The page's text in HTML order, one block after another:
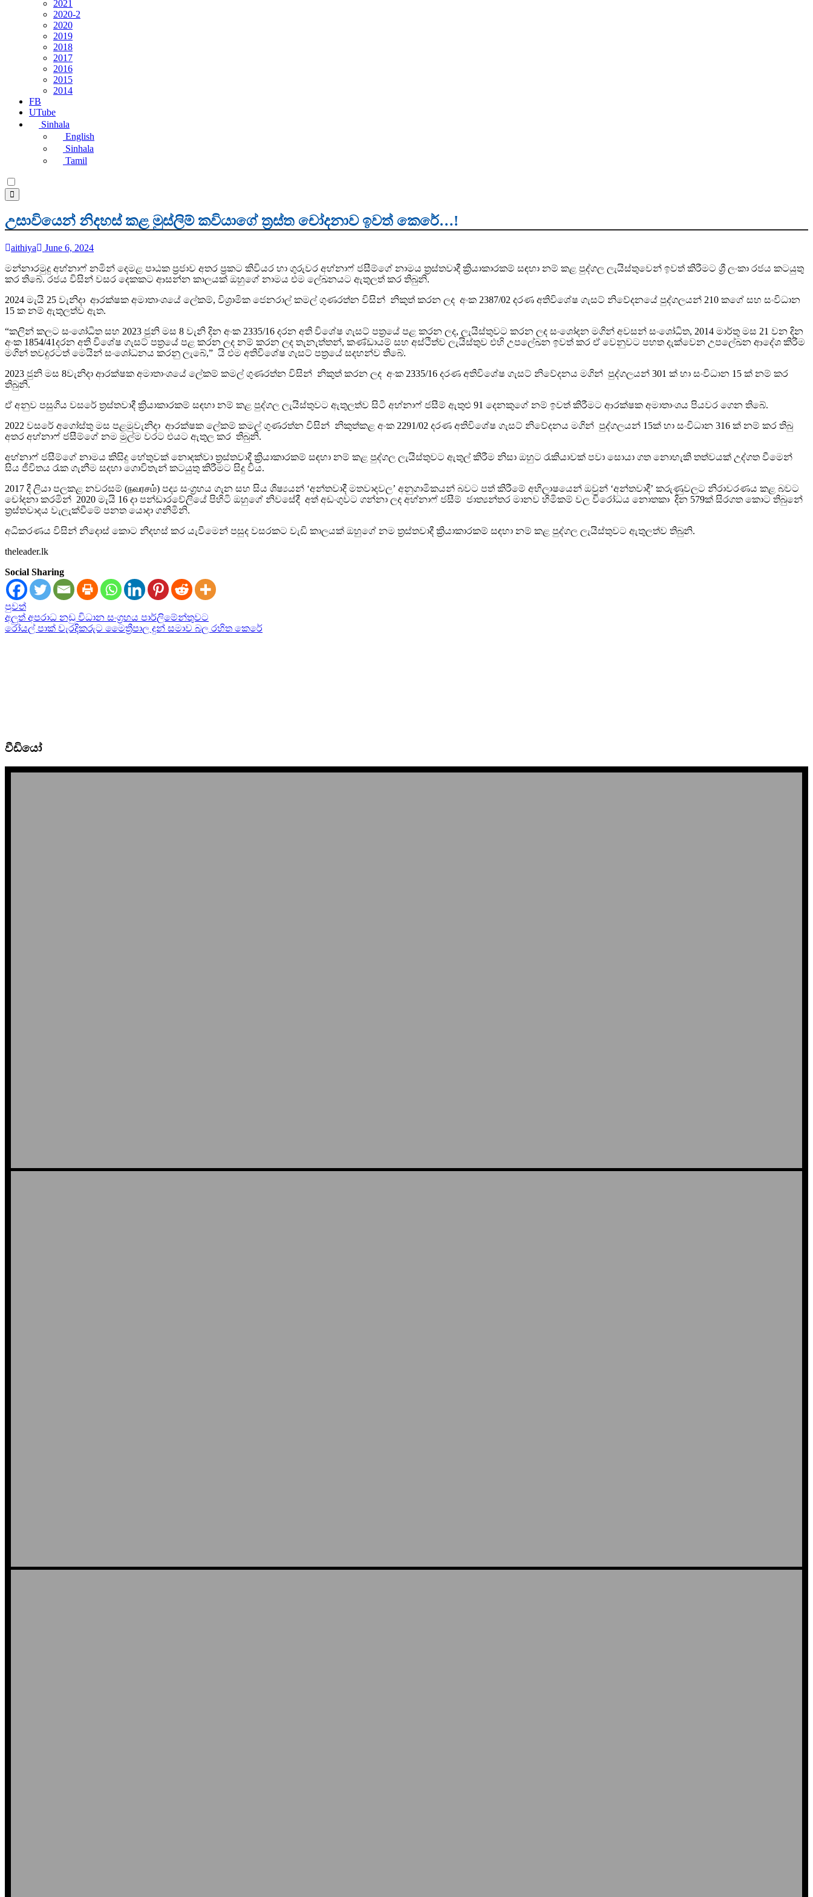
2021
2020-2
2020
2019
2018
2017
2016
2015
2014
FB
UTube
Sinhala
English
Sinhala
Tamil
උසාවියෙන් නිදහස් කළ මුස්ලිම් කවියාගේ ත්‍රස්ත චෝදනාව ඉවත් කෙරේ…!
aithiya
June 6, 2024
මන්නාරමුදු අහ්නාෆ් නමින් දෙමළ පාඨක ප්‍රජාව අතර ප්‍රකට කිවියර හා ගුරුවර අහ්නාෆ් ජසීම්ගේ නාමය ත්‍රස්තවාදී ක්‍රියාකාරකම් සඳහා නම් කළ පුද්ගල ලැයිස්තුවෙන් ඉවත් කිරීමට ශ්‍රී ලංකා රජය කටයුතු
කර තිබේ. රජය විසින් වසර දෙකකට ආසන්න කාලයක් ඔහුගේ නාමය එම ලේඛනයට ඇතුලත් කර තිබුනි.
2024 මැයි 25 වැනිදා ආරක්ෂක අමාතාංශයේ ලේකම්, විශ්‍රාමික ජෙනරාල් කමල් ගුණරත්න විසින් නිකුත් කරන ලද අංක 2387/02 දරණ අතිවිශේෂ ගැසට් නිවේදනයේ පුද්ගලයන් 210 කගේ සහ සංවිධාන
15 ක නම් ඇතුලත්ව ඇත.
“කලින් කලට සංශෝධිත සහ 2023 ජුනි මස 8 වැනි දින අංක 2335/16 දරන අති විශේෂ ගැසට් පත්‍රයේ පළ කරන ලද, ලැයිස්තුවට කරන ලද සංශෝදන මගින් අවසන් සංශෝධිත, 2014 මාර්තු මස 21 වන දින
අංක 1854/41දරන අති විශේෂ ගැසට් පත්‍රයේ පළ කරන ලද නම් කරන ලද තැනැත්තන්, කණ්ඩායම් සහ අස්ථිත්ව ලැයිස්තුව එහි උපලේඛන ඉවත් කර ඒ වෙනුවට පහත දැක්වෙන උපලේඛන ආදේශ කිරීම
මගින් තවදුරටත් මෙයින් සංශෝධනය කරනු ලැබේ,” යි එම අතිවිශේෂ ගැසට් පත්‍රයේ සදහන්ව තිබේ.
2023 ජුනි මස 8වැනිදා ආරක්ෂක අමාතාංශයේ ලේකම් කමල් ගුණරත්න විසින් නිකුත් කරන ලද අංක 2335/16 දරණ අතිවිශේෂ ගැසට් නිවේදනය මගින් පුද්ගලයන් 301 ක් හා සංවිධාන 15 ක් නම් කර
තිබුනි.
ඒ අනුව පසුගිය වසරේ ත්‍රස්තවාදී ක්‍රියාකාරකම් සඳහා නම් කළ පුද්ගල ලැයිස්තුවට ඇතුලත්ව සිටි අහ්නාෆ් ජසීම් ඇතුළු 91 දෙනකුගේ නම් ඉවත් කිරීමට ආරක්ෂක අමාතාංශය පියවර ගෙන තිබේ.
2022 වසරේ අගෝස්තු මස පළමුවැනිදා ආරක්ෂක ලේකම් කමල් ගුණරත්න විසින් නිකුත්කළ අංක 2291/02 දරණ අතිවිශේෂ ගැසට් නිවේදනය මගින් පුද්ගලයන් 15ක් හා සංවිධාන 316 ක් නම් කර තිබු
අතර අහ්නාෆ් ජසීම්ගේ නම මුල්ම වරට එයට ඇතුල කර තිබුනි.
අහ්නාෆ් ජසීම්ගේ නාමය කිසිදු හේතුවක් නොදක්වා ත්‍රස්තවාදී ක්‍රියාකාරකම් සඳහා නම් කළ පුද්ගල ලැයිස්තුවට ඇතුල් කිරීම නිසා ඔහුට රැකියාවක් පවා සොයා ගත නොහැකි තත්වයක් උද්ගත වීමෙන්
සිය ජීවිතය රැක ගැනීම සදහා ගොවිතැන් කටයුතු කිරීමට සිදු විය.
2017 දී ලියා පලකළ නවරසම් (நவரசம்) පද්‍ය සංග්‍රහය ගැන සහ සිය ශිෂ්‍යයන් ‘අන්තවාදී මතවාදවල’ අනුගාමිකයන් බවට පත් කිරීමේ අභිලාෂයෙන් ඔවුන් ‘අන්තවාදී’ කරුණුවලට නිරාවරණය කළ බවට
චෝදනා කරමින් 2020 මැයි 16 දා පන්ඩාරවේලියේ පිහිටි ඔහුගේ නිවසේදී අත් අඩංගුවට ගන්නා ලද අහ්නාෆ් ජසීම් ජාත්‍යන්තර මානව හිමිකම් වල විරෝධය නොතකා දින 579ක් සිරගත කොට තිබුනේ
ත්‍රස්තවාදය වැලැක්වීමේ පනත යොදා ගනිමිනි.
අධිකරණය විසින් නිදොස් කොට නිදහස් කර යැවීමෙන් පසුද වසරකට වැඩි කාලයක් ඔහුගේ නම ත්‍රස්තවාදී ක්‍රියාකාරකම් සඳහා නම් කළ පුද්ගල ලැයිස්තුවට ඇතුලත්ව තිබුනි.
theleader.lk
Social Sharing
පුවත්
Post
navigation
අලුත් අපරාධ නඩු විධාන සංග්‍රහය පාර්ලිමේන්තුවට
රෝයල් පාක් වැරදිකරුට මෛත්‍රීපාල දුන් සමාව බල රහිත කෙරේ
වීඩියෝ